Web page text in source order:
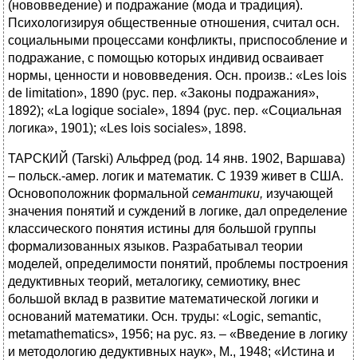
(нововведение) и подражание (мода и традиция).
Психологизируя общественные отношения, считал осн.
социальными процессами конфликты, приспособление и
подражание, с помощью которых индивид осваивает
нормы, ценности и нововведения. Осн. произв.: «Les lois
de limitation», 1890 (рус. пер. «Законы подражания»,
1892); «La logique sociale», 1894 (рус. пер. «Социальная
логика», 1901); «Les lois sociales», 1898.
ТАРСКИЙ (Tarski) Альфред (род. 14 янв. 1902, Варшава)
– польск.-амер. логик и математик. С 1939 живет в США.
Основоположник формальной семантики, изучающей
значения понятий и суждений в логике, дал определение
классического понятия истины для большой группы
формализованных языков. Разрабатывал теории
моделей, определимости понятий, проблемы построения
дедуктивных теорий, металогику, семиотику, внес
большой вклад в развитие математической логики и
оснований математики. Осн. труды: «Logic, semantic,
metamathematics», 1956; на рус. яз. – «Введение в логику
и методологию дедуктивных наук», М., 1948; «Истина и